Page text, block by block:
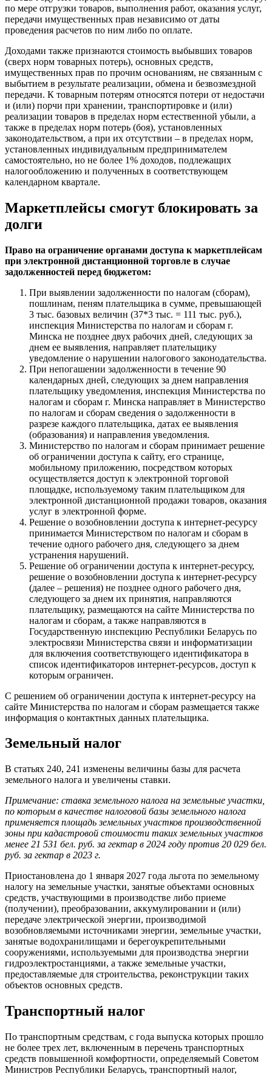
по мере отгрузки товаров, выполнения работ, оказания услуг,
передачи имущественных прав независимо от даты
проведения расчетов по ним либо по оплате.
Доходами также признаются стоимость выбывших товаров
(сверх норм товарных потерь), основных средств,
имущественных прав по прочим основаниям, не связанным с
выбытием в результате реализации, обмена и безвозмездной
передачи. К товарным потерям относятся потери от недостачи
и (или) порчи при хранении, транспортировке и (или)
реализации товаров в пределах норм естественной убыли, а
также в пределах норм потерь (боя), установленных
законодательством, а при их отсутствии – в пределах норм,
установленных индивидуальным предпринимателем
самостоятельно, но не более 1% доходов, подлежащих
налогообложению и полученных в соответствующем
календарном квартале.
Маркетплейсы смогут блокировать за
долги
Право на ограничение органами доступа к маркетплейсам
при электронной дистанционной торговле в случае
задолженностей перед бюджетом:
При выявлении задолженности по налогам (сборам),
пошлинам, пеням плательщика в сумме, превышающей
3 тыс. базовых величин (37*3 тыс. = 111 тыс. руб.),
инспекция Министерства по налогам и сборам г.
Минска не позднее двух рабочих дней, следующих за
днем ее выявления, направляет плательщику
уведомление о нарушении налогового законодательства.
При непогашении задолженности в течение 90
календарных дней, следующих за днем направления
плательщику уведомления, инспекция Министерства по
налогам и сборам г. Минска направляет в Министерство
по налогам и сборам сведения о задолженности в
разрезе каждого плательщика, датах ее выявления
(образования) и направления уведомления.
Министерство по налогам и сборам принимает решение
об ограничении доступа к сайту, его странице,
мобильному приложению, посредством которых
осуществляется доступ к электронной торговой
площадке, используемому таким плательщиком для
электронной дистанционной продажи товаров, оказания
услуг в электронной форме.
Решение о возобновлении доступа к интернет-ресурсу
принимается Министерством по налогам и сборам в
течение одного рабочего дня, следующего за днем
устранения нарушений.
Решение об ограничении доступа к интернет-ресурсу,
решение о возобновлении доступа к интернет-ресурсу
(далее – решения) не позднее одного рабочего дня,
следующего за днем их принятия, направляются
плательщику, размещаются на сайте Министерства по
налогам и сборам, а также направляются в
Государственную инспекцию Республики Беларусь по
электросвязи Министерства связи и информатизации
для включения соответствующего идентификатора в
список идентификаторов интернет-ресурсов, доступ к
которым ограничен.
С решением об ограничении доступа к интернет-ресурсу на
сайте Министерства по налогам и сборам размещается также
информация о контактных данных плательщика.
Земельный налог
В статьях 240, 241 изменены величины базы для расчета
земельного налога и увеличены ставки.
Примечание: ставка земельного налога на земельные участки,
по которым в качестве налоговой базы земельного налога
применяется площадь земельных участков производственной
зоны при кадастровой стоимости таких земельных участков
менее 21 531 бел. руб. за гектар в 2024 году против 20 029 бел.
руб. за гектар в 2023 г.
Приостановлена до 1 января 2027 года льгота по земельному
налогу на земельные участки, занятые объектами основных
средств, участвующими в производстве либо приеме
(получении), преобразовании, аккумулировании и (или)
передаче электрической энергии, производимой
возобновляемыми источниками энергии, земельные участки,
занятые водохранилищами и берегоукрепительными
сооружениями, используемыми для производства энергии
гидроэлектростанциями, а также земельные участки,
предоставляемые для строительства, реконструкции таких
объектов основных средств.
Транспортный налог
По транспортным средствам, с года выпуска которых прошло
не более трех лет, включенным в перечень транспортных
средств повышенной комфортности, определяемый Советом
Министров Республики Беларусь, транспортный налог,